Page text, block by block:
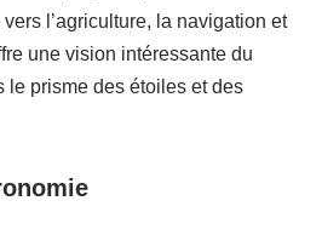
l’agriculture, la navigation et
une vision intéressante du
le prisme des étoiles et des